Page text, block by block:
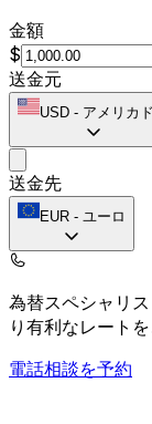
金額
$
送金元
USD - アメリカ
送金先
EUR - ユーロ
為替スペシャリ
り有利なレート
電話相談を予約